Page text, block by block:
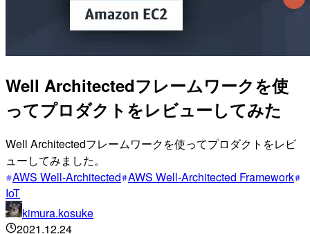
Well Architectedフレームワークを使
ってプロダクトをレビューしてみた
Well Architectedフレームワークを使ってプロダクトをレビ
ューしてみました。
AWS Well-Architected AWS Well-Architected Framework
IoT
kimura.kosuke
2021.12.24